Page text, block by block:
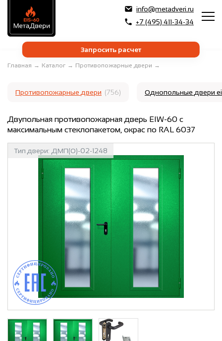
info@metadveri.ru
+7 (495) 411-34-34
Запросить расчет
Главная → Каталог → Противопожарные двери →
Противопожарные двери (756) Однопольные двери
Двупольная противопожарная дверь EIW-60 с
максимальным стеклопакетом, окрас по RAL 6037
Тип двери: ДМП(О)-02-1248